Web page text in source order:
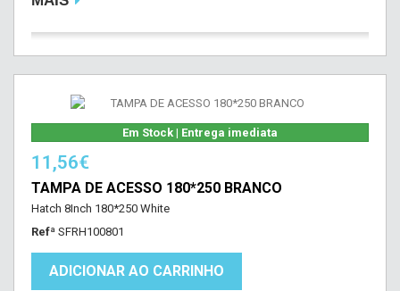
Em Stock | Entrega imediata
11,56€
TAMPA DE ACESSO 180*250 BRANCO
Hatch 8Inch 180*250 White
Refª SFRH100801
ADICIONAR AO CARRINHO